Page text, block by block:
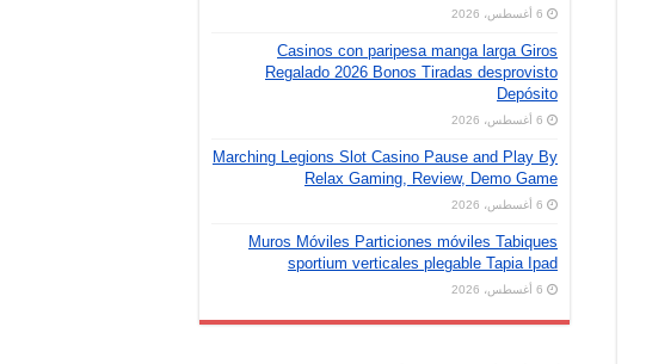
6 أغسطس، 2026
Casinos con paripesa manga larga Giros
Regalado 2026 Bonos Tiradas desprovisto
Depósito
6 أغسطس، 2026
Marching Legions Slot Casino Pause and Play By
Relax Gaming, Review, Demo Game
6 أغسطس، 2026
Muros Móviles Particiones móviles Tabiques
sportium verticales plegable Tapia Ipad
6 أغسطس، 2026